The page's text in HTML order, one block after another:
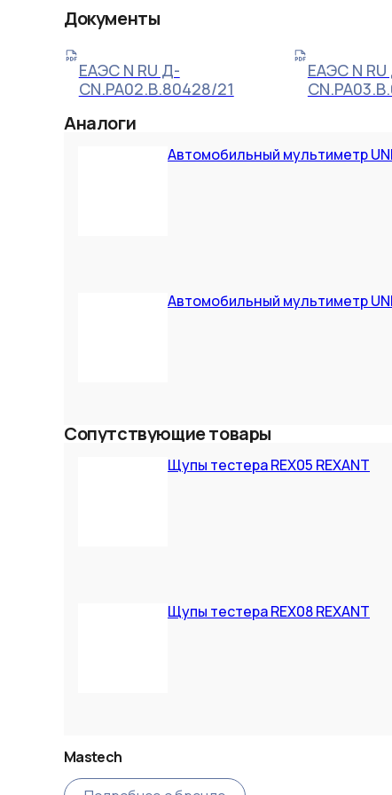
Документы
ЕАЭС N RU Д-
CN.РА02.В.80428/21
ЕАЭС N
Аналоги
Автомобильный мультиметр
Автомобильный мультиметр
Сопутствующие товары
Щупы тестера REX05 REXANT
Щупы тестера REX08 REXANT
Mastech